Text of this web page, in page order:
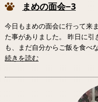
まめの面会−3
今日もまめの面会に行って来
た事がありました。 昨日に
も、まだ自分からご飯を食べ
続きを読む